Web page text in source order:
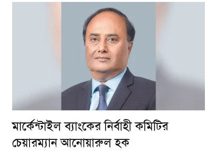
মার্কেন্টাইল ব্যাংকের নির্বাহী কমিটির
চেয়ারম্যান আনোয়ারুল হক